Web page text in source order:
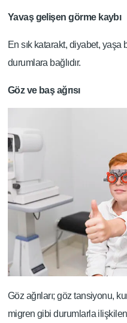
Yavaş gelişen görme kaybı
En sık katarakt, diyabet, yaşa
durumlara bağlıdır.
Göz ve baş ağrısı
Göz ağrıları; göz tansiyonu,
migren gibi durumlarla